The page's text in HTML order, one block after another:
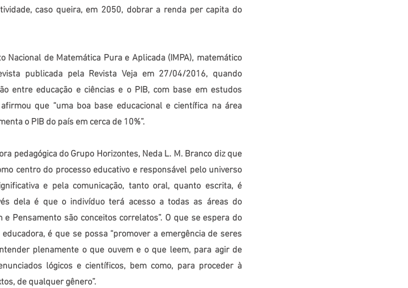
caso queira, em 2050, dobrar a renda per capita do
Nacional de Matemática Pura e Aplicada (IMPA), matemático
publicada pela Revista Veja em 27/04/2016, quando
entre educação e ciências e o PIB, com base em estudos
que “uma boa base educacional e científica na área
o PIB do país em cerca de 10%”.
pedagógica do Grupo Horizontes, Neda L. M. Branco diz que
centro do processo educativo e responsável pelo universo
e pela comunicação, tanto oral, quanto escrita, é
dela é que o indivíduo terá acesso a todas as áreas do
e Pensamento são conceitos correlatos”. O que se espera do
é que se possa “promover a emergência de seres
plenamente o que ouvem e o que leem, para agir de
lógicos e científicos, bem como, para proceder à
de qualquer gênero”.